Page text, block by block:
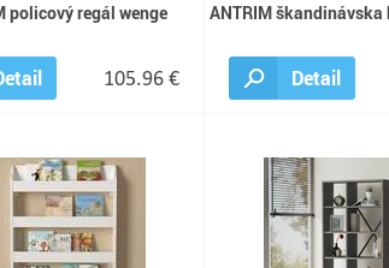
policový regál wenge
105.96 €
ANTRIM
Detail